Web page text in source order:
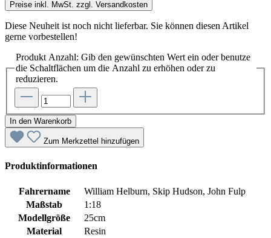
Preise inkl. MwSt. zzgl. Versandkosten
Diese Neuheit ist noch nicht lieferbar. Sie können diesen Artikel
gerne vorbestellen!
Produkt Anzahl: Gib den gewünschten Wert ein oder benutze
die Schaltflächen um die Anzahl zu erhöhen oder zu
reduzieren.
In den Warenkorb
Zum Merkzettel hinzufügen
Produktinformationen
Fahrername
William Helburn, Skip Hudson, John Fulp
Maßstab
1:18
Modellgröße
25cm
Material
Resin